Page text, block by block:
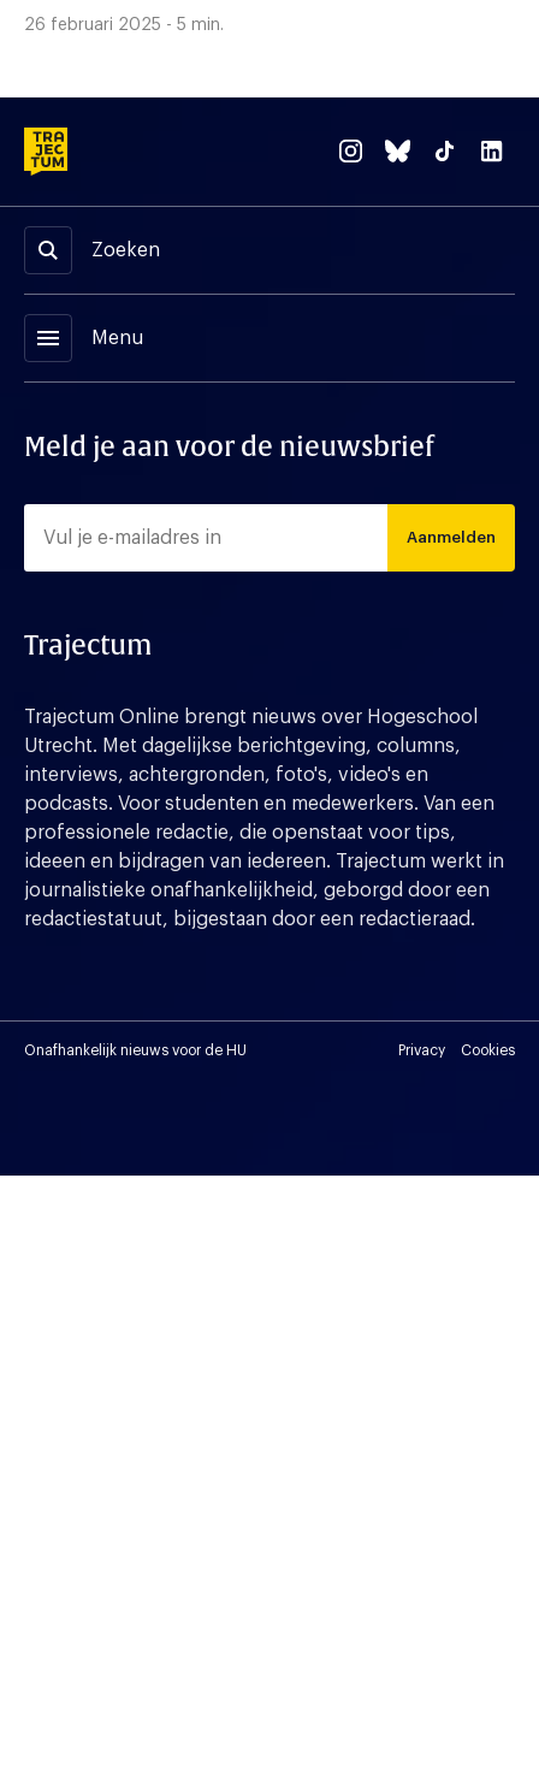
26 februari 2025 - 5 min.
Zoeken
menu Menu
Meld je aan voor de nieuwsbrief
Aanmelden
Trajectum
Trajectum Online brengt nieuws over Hogeschool
Utrecht. Met dagelijkse berichtgeving, columns,
interviews, achtergronden, foto's, video's en
podcasts. Voor studenten en medewerkers. Van een
professionele redactie, die openstaat voor tips,
ideeen en bijdragen van iedereen. Trajectum werkt in
journalistieke onafhankelijkheid, geborgd door een
redactiestatuut, bijgestaan door een redactieraad.
Onafhankelijk nieuws voor de HU Privacy Cookies